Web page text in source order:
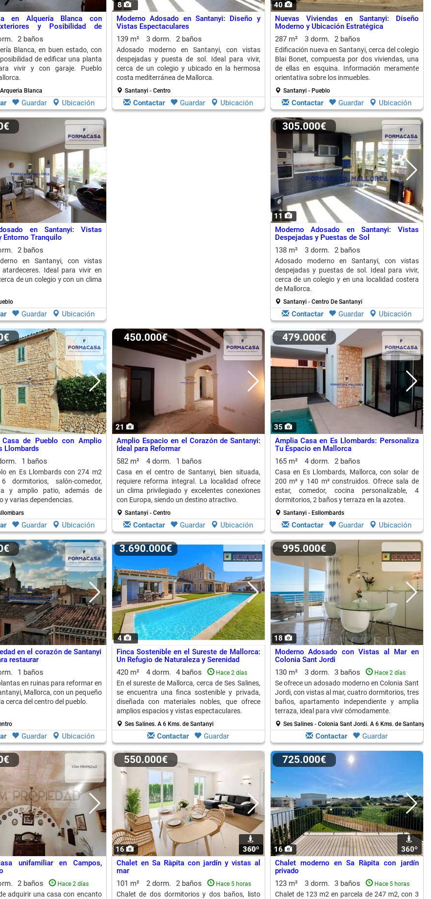
en Alquería Blanca con
y Posibilidad de
2 baños
Blanca, en buen estado, con
de edificar una planta
vivir y con garaje. Pueblo
Blanca
Guardar Ubicación
8
Moderno Adosado en Santanyi: Diseño y
Vistas Espectaculares
139 m²
3 dorm. 2 baños
Adosado moderno en Santanyi, con vistas
despejadas y puesta de sol. Ideal para vivir,
cerca de un colegio y ubicado en la hermosa
costa mediterránea de Mallorca.
Santanyi - Centro
Contactar Guardar Ubicación
40
Nuevas Viviendas en Santanyi: Diseño
Moderno y Ubicación Estratégica
287 m²
3 dorm. 2 baños
Edificación nueva en Santanyi, cerca del colegio
Blai Bonet, compuesta por dos viviendas, una
de ellas en esquina. Información meramente
orientativa sobre los inmuebles.
Santanyi - Pueblo
Contactar Guardar Ubicación
en Santanyi: Vistas
Entorno Tranquilo
2 baños
en Santanyi, con vistas
atardeceres. Ideal para vivir en
de un colegio y con un clima
Guardar Ubicación
11
305.000€
Moderno Adosado en Santanyi: Vistas
Despejadas y Puestas de Sol
138 m²
3 dorm. 2 baños
Adosado moderno en Santanyi, con vistas
despejadas y puestas de sol. Ideal para vivir,
cerca de un colegio y en una localidad costera
de Mallorca.
Santanyi - Centro De Santanyi
Contactar Guardar Ubicación
Casa de Pueblo con Amplio
Llombards
1 baños
en Es Llombards con 274 m2
dormitorios, salón-comedor,
y amplio patio, además de
y varias dependencias.
Guardar Ubicación
21
450.000€
Amplio Espacio en el Corazón de Santanyi:
Ideal para Reformar
582 m²
4 dorm. 1 baños
Casa en el centro de Santanyi, bien situada,
requiere reforma integral. La localidad ofrece
un clima privilegiado y excelentes conexiones
con Europa, siendo un destino atractivo.
Santanyi - Centro
Contactar Guardar Ubicación
35
479.000€
Amplia Casa en Es Llombards: Personaliza
Tu Espacio en Mallorca
165 m²
4 dorm. 2 baños
Casa en Es Llombards, Mallorca, con solar de
200 m² y 140 m² construidos. Ofrece sala de
estar, comedor, cocina personalizable, 4
dormitorios, 2 baños y terraza en la azotea.
Santanyi - Esllombards
Contactar Guardar Ubicación
en el corazón de Santanyi
restaurar
1 baños
en ruinas para reformar en
Mallorca, con un pequeño
cerca del centro del pueblo.
Guardar Ubicación
4
3.690.000€
Finca Sostenible en el Sureste de Mallorca:
Un Refugio de Naturaleza y Serenidad
420 m²
4 dorm. 4 baños Hace 2 días
En el sureste de Mallorca, cerca de Ses Salines,
se encuentra una finca sostenible y privada,
diseñada con materiales nobles, que ofrece
amplios espacios y vistas espectaculares.
Ses Salines. A 6 Kms. de Santanyi
Contactar Guardar
18
995.000€
Moderno Adosado con Vistas al Mar en
Colonia Sant Jordi
130 m²
3 dorm. 3 baños Hace 2 días
Se ofrece un adosado moderno en Colonia Sant
Jordi, con vistas al mar, cuatro dormitorios, tres
baños, apartamento independiente y amplia
terraza, ideal para vivir cómodamente.
Ses Salines - Colonia Sant Jordi. A 6 Kms. de Santanyi
Contactar Guardar
unifamiliar en Campos,
2 baños Hace 2 días
adquirir una casa con encanto
16 1
360º
550.000€
Chalet en Sa Ràpita con jardín y vistas al
mar
101 m²
2 dorm. 2 baños Hace 5 horas
Chalet de dos dormitorios y dos baños, listo
16 360º
725.000€
Chalet moderno en Sa Ràpita con jardín
privado
123 m²
3 dorm. 3 baños Hace 5 horas
Chalet de 123 m2 en parcela de 247 m2, con 3